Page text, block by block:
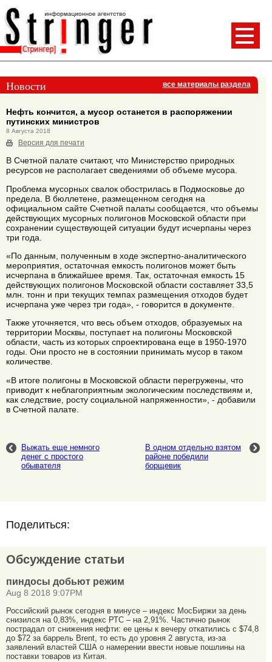
Новости все материалы раздела
Нефть кончится, а мусор останется в распоряжении
путинских министров
8 Августа 2018
Версия для печати
В Счетной палате считают, что Министерство природных
ресурсов не располагает сведениями об объеме мусора.
Проблема мусорных свалок обострилась в Подмосковье до
предела. В бюллетене, размещенном сегодня на
официальном сайте Счетной палаты сообщается, что объемы
действующих мусорных полигонов Московской области при
сохранении существующей ситуации будут исчерпаны через
три года.
«По данным, полученным в ходе экспертно-аналитического
мероприятия, остаточная емкость полигонов может быть
исчерпана в ближайшее время. Так, остаточная емкость 15
действующих полигонов Московской области составляет 33,5
млн. тонн и при текущих темпах размещения отходов будет
исчерпана уже через три года», - говорится в документе.
Также уточняется, что весь объем отходов, образуемых на
территории Москвы, поступает на полигоны Московской
области, часть из которых спроектирована еще в 1950-1970
годы. Они просто не в состоянии принимать мусор в таком
количестве.
«В итоге полигоны в Московской области перегружены, что
приводит к неблагоприятным экологическим последствиям и,
как следствие, росту социальной напряженности», - добавили
в Счетной палате.
Выжать еще немного
денег с простого
обывателя
В одном отдельно взятом
районе победили
борщевик
Поделиться:
Обсуждение статьи
пиндосы добьют режим
Aug 8 2018 9:07PM
Российский рынок сегодня в минусе – индекс МосБиржи за день
снизился на 0,83%, индекс РТС – на 2,91%. Частично рынок
пострадал от снижения нефти: ее цены к вечеру откатились с $74,8
до $72 за баррель Brent, то есть до уровня 2 августа, из-за
заявлений властей США о намерении ввести новые пошлины на
поставки товаров из Китая.